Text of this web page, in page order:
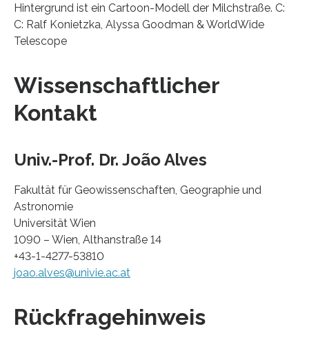
Hintergrund ist ein Cartoon-Modell der Milchstraße. C:
C: Ralf Konietzka, Alyssa Goodman & WorldWide
Telescope
Wissenschaftlicher
Kontakt
Univ.-Prof. Dr. João Alves
Fakultät für Geowissenschaften, Geographie und
Astronomie
Universität Wien
1090 – Wien, Althanstraße 14
+43-1-4277-53810
joao.alves@univie.ac.at
Rückfragehinweis